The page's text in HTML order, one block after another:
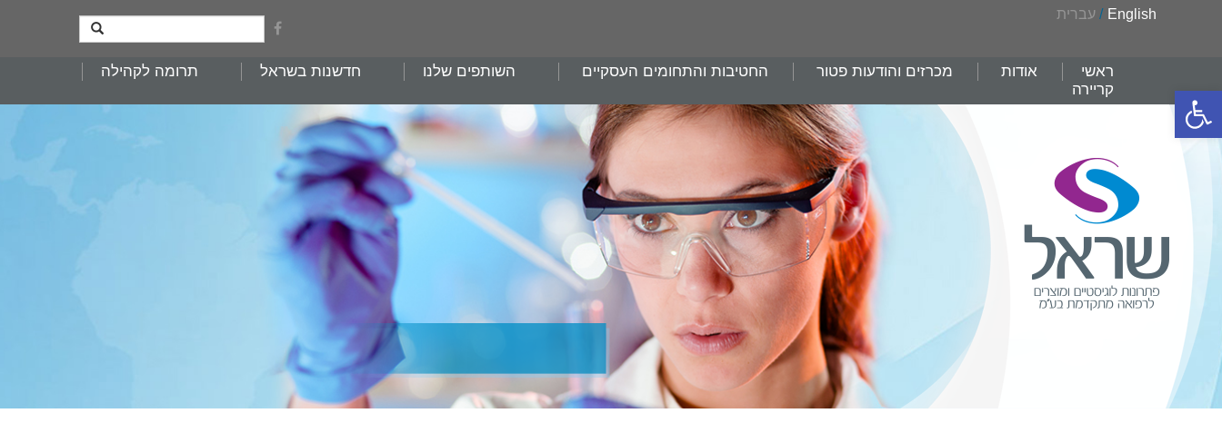
פתח סרגל נגישות
English
/ עברית
ראשי אודות מכרזים והודעות פטור החטיבות והתחומים העסקיים השותפים שלנו חדשנות בשראל
תרומה לקהילה
קריירה